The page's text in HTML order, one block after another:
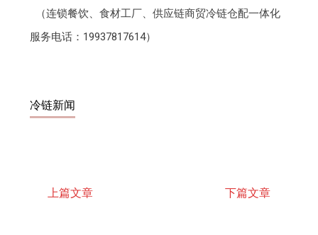
（连锁餐饮、食材工厂、供应链商贸冷链仓配一体化
服务电话：19937817614）
冷链新闻
上篇文章 下篇文章